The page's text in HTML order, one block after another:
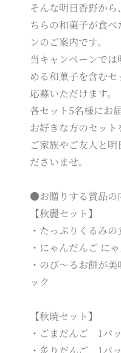
そんな明日香野か
ちらの和菓子が食
ンのご案内です。
当キャンペーンで
める和菓子を含む
応募いただけます。
各セット5名様にお
お好きな方のセット
ご家族やご友人と
ださいませ。
●お贈りする賞品の
【秋麗セット】
・たっぷりくるみ
・にゃんだんご に
・のび～るお餅が
ック
【秋暁セット】
・ごまだんご 1パ